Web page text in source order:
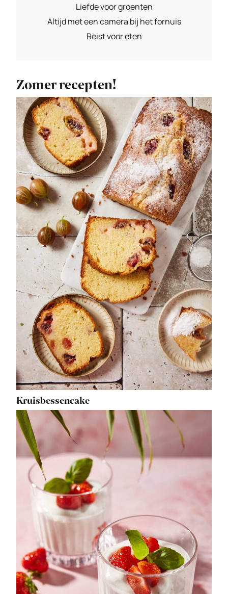
Liefde voor groenten
Altijd met een camera bij het fornuis
Reist voor eten
Zomer recepten!
Kruisbessencake